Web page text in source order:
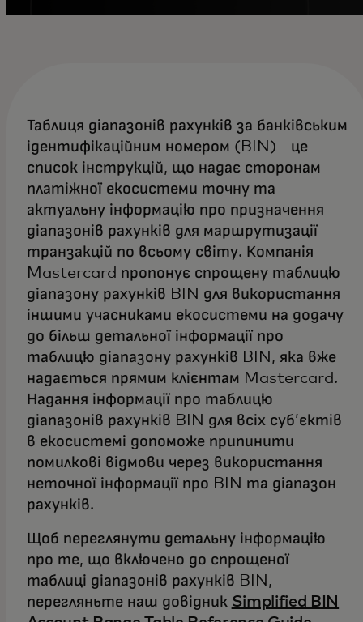
Таблиця діапазонів рахунків за банківським
ідентифікаційним номером (BIN) - це
список інструкцій, що надає сторонам
платіжної екосистеми точну та
актуальну інформацію про призначення
діапазонів рахунків для маршрутизації
транзакцій по всьому світу. Компанія
Mastercard пропонує спрощену таблицю
діапазону рахунків BIN для використання
іншими учасниками екосистеми на додачу
до більш детальної інформації про
таблицю діапазону рахунків BIN, яка вже
надається прямим клієнтам Mastercard.
Надання інформації про таблицю
діапазонів рахунків BIN для всіх суб’єктів
в екосистемі допоможе припинити
помилкові відмови через використання
неточної інформації про BIN та діапазон
рахунків.
Щоб переглянути детальну інформацію
про те, що включено до спрощеної
таблиці діапазонів рахунків BIN,
перегляньте наш довідник Simplified BIN